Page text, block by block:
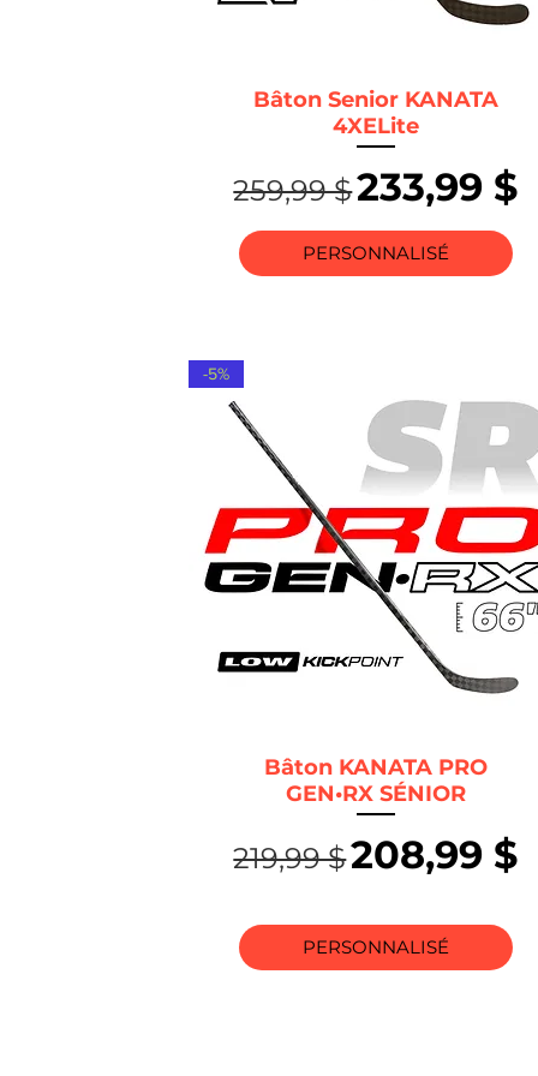
Bâton Senior KANATA
4XELite
Prix original
259,99 $Prix
233,99 $
PERSONNALISÉ
-5%
Bâton KANATA PRO
GEN•RX SÉNIOR
Prix original
219,99 $Prix
208,99 $
PERSONNALISÉ